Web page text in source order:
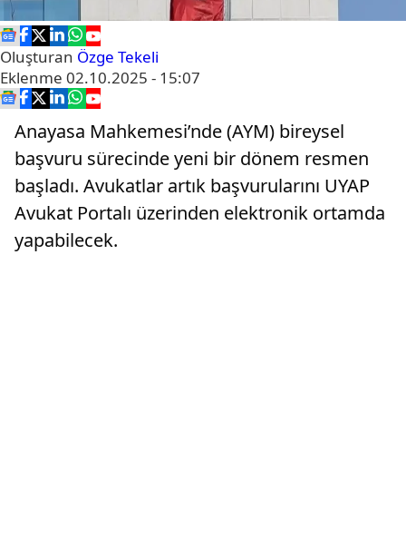
Oluşturan Özge Tekeli
Eklenme 02.10.2025 - 15:07
Anayasa Mahkemesi’nde (AYM) bireysel
başvuru sürecinde yeni bir dönem resmen
başladı. Avukatlar artık başvurularını UYAP
Avukat Portalı üzerinden elektronik ortamda
yapabilecek.